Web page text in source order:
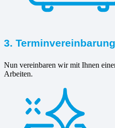
3. Terminvereinbarung
Nun vereinbaren wir mit Ihnen
Arbeiten.